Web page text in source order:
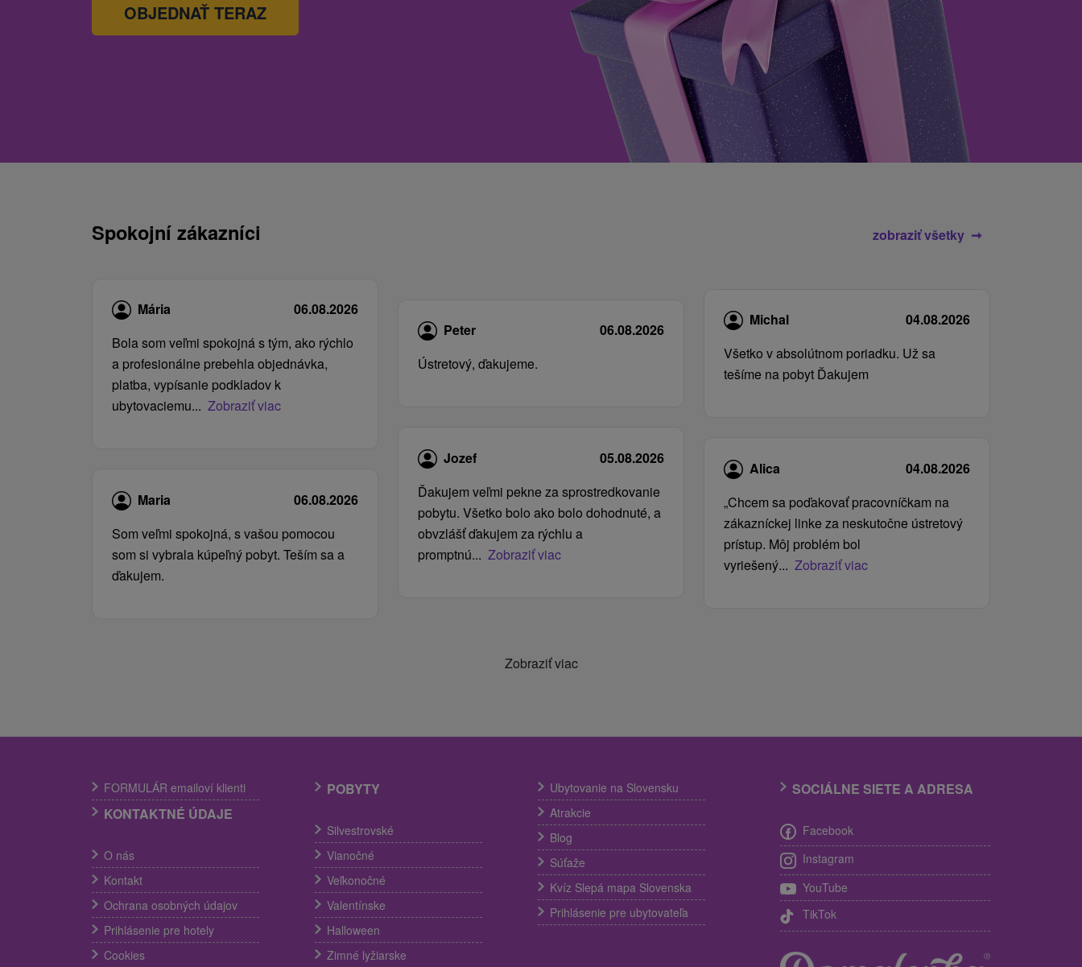
OBJEDNAŤ TERAZ
Spokojní zákazníci zobraziť všetky
Mária
06.08.2026
Bola som veľmi spokojná s tým, ako rýchlo
a profesionálne prebehla objednávka,
platba, vypísanie podkladov k
ubytovaciemu... Zobraziť viac
Maria
06.08.2026
Som veľmi spokojná, s vašou pomocou
som si vybrala kúpeľný pobyt. Teším sa a
ďakujem.
Peter
06.08.2026
Ústretový, ďakujeme.
Jozef
05.08.2026
Ďakujem veľmi pekne za sprostredkovanie
pobytu. Všetko bolo ako bolo dohodnuté, a
obvzlášť ďakujem za rýchlu a
promptnú... Zobraziť viac
Michal
04.08.2026
Všetko v absolútnom poriadku. Už sa
tešíme na pobyt Ďakujem
Alica
04.08.2026
„Chcem sa poďakovať pracovníčkam na
zákazníckej linke za neskutočne ústretový
prístup. Môj problém bol
vyriešený... Zobraziť viac
Zobraziť viac
FORMULÁR emailoví klienti
KONTAKTNÉ ÚDAJE
O nás
Kontakt
Ochrana osobných údajov
Prihlásenie pre hotely
Cookies
POBYTY
Silvestrovské
Vianočné
Veľkonočné
Valentínske
Halloween
Zimné lyžiarske
Ubytovanie na Slovensku
Atrakcie
Blog
Súťaže
Kvíz Slepá mapa Slovenska
Prihlásenie pre ubytovateľa
SOCIÁLNE SIETE A ADRESA
Facebook
Instagram
YouTube
TikTok